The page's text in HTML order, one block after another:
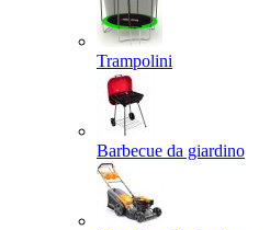
Trampolini
Barbecue da giardino